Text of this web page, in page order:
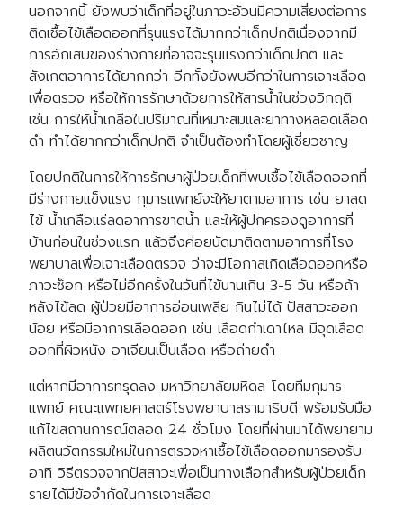
นอกจากนี้ ยังพบว่าเด็กที่อยู่ในภาวะอ้วนมีความเสี่ยงต่อการ
ติดเชื้อไข้เลือดออกที่รุนแรงได้มากกว่าเด็กปกติเนื่องจากมี
การอักเสบของร่างกายที่อาจจะรุนแรงกว่าเด็กปกติ และ
สังเกตอาการได้ยากกว่า อีกทั้งยังพบอีกว่าในการเจาะเลือด
เพื่อตรวจ หรือให้การรักษาด้วยการให้สารน้ำในช่วงวิกฤติ
เช่น การให้น้ำเกลือในปริมาณที่เหมาะสมและยาทางหลอดเลือด
ดำ ทำได้ยากกว่าเด็กปกติ จำเป็นต้องทำโดยผู้เชี่ยวชาญ
โดยปกติในการให้การรักษาผู้ป่วยเด็กที่พบเชื้อไข้เลือดออกที่
มีร่างกายแข็งแรง กุมารแพทย์จะให้ยาตามอาการ เช่น ยาลด
ไข้ น้ำเกลือแร่ลดอาการขาดน้ำ และให้ผู้ปกครองดูอาการที่
บ้านก่อนในช่วงแรก แล้วจึงค่อยนัดมาติดตามอาการที่โรง
พยาบาลเพื่อเจาะเลือดตรวจ ว่าจะมีโอกาสเกิดเลือดออกหรือ
ภาวะช็อก หรือไม่อีกครั้งในวันที่ไข้นานเกิน 3-5 วัน หรือถ้า
หลังไข้ลด ผู้ป่วยมีอาการอ่อนเพลีย กินไม่ได้ ปัสสาวะออก
น้อย หรือมีอาการเลือดออก เช่น เลือดกำเดาไหล มีจุดเลือด
ออกที่ผิวหนัง อาเจียนเป็นเลือด หรือถ่ายดำ
แต่หากมีอาการทรุดลง มหาวิทยาลัยมหิดล โดยทีมกุมาร
แพทย์ คณะแพทยศาสตร์โรงพยาบาลรามาธิบดี พร้อมรับมือ
แก้ไขสถานการณ์ตลอด 24 ชั่วโมง โดยที่ผ่านมาได้พยายาม
ผลิตนวัตกรรมใหม่ในการตรวจหาเชื้อไข้เลือดออกมารองรับ
อาทิ วิธีตรวจจากปัสสาวะเพื่อเป็นทางเลือกสำหรับผู้ป่วยเด็ก
รายได้มีข้อจำกัดในการเจาะเลือด